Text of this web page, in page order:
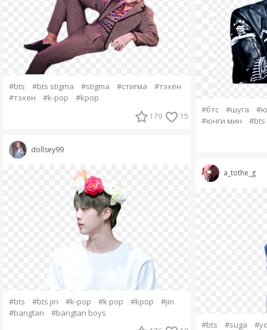
#bts #bts stigma #stigma #стигма
#тэхён
#тэхен
#k-pop #kpop
179 15
dollsey99
#bts #bts jin #k-pop #k pop #kpop
#jin
#bangtan
#bangtan boys
#бтс #шуга
#юнги мин
#bts
a_tothe_g
#bts #suga